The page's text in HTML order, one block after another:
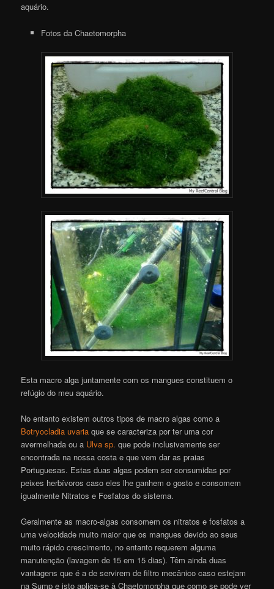
aquário.
Fotos da Chaetomorpha
Esta macro alga juntamente com os mangues constituem o
refúgio do meu aquário.
No entanto existem outros tipos de macro algas como a
Botryocladia uvaria que se caracteriza por ter uma cor
avermelhada ou a Ulva sp. que pode inclusivamente ser
encontrada na nossa costa e que vem dar as praias
Portuguesas. Estas duas algas podem ser consumidas por
peixes herbívoros caso eles lhe ganhem o gosto e consomem
igualmente Nitratos e Fosfatos do sistema.
Geralmente as macro-algas consomem os nitratos e fosfatos a
uma velocidade muito maior que os mangues devido ao seus
muito rápido crescimento, no entanto requerem alguma
manutenção (lavagem de 15 em 15 dias). Têm ainda duas
vantagens que é a de servirem de filtro mecânico caso estejam
na Sump e isto aplica-se à Chaetomorpha que como se pode ver